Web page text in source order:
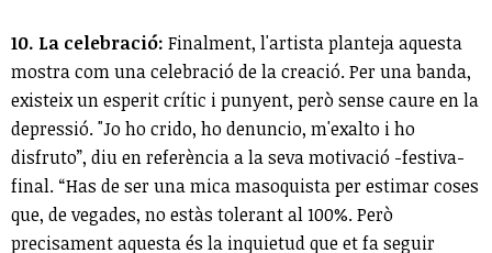
10. La celebració: Finalment, l'artista planteja aquesta
mostra com una celebració de la creació. Per una banda,
existeix un esperit crític i punyent, però sense caure en la
depressió. "Jo ho crido, ho denuncio, m'exalto i ho
disfruto”, diu en referència a la seva motivació -festiva-
final. “Has de ser una mica masoquista per estimar coses
que, de vegades, no estàs tolerant al 100%. Però
precisament aquesta és la inquietud que et fa seguir